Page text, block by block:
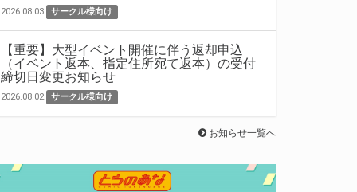
2026.08.03 サークル様向け
【重要】大型イベント開催に伴う返却申込
（イベント返本、指定住所宛て返本）の受付
締切日変更お知らせ
2026.08.02 サークル様向け
お知らせ一覧へ